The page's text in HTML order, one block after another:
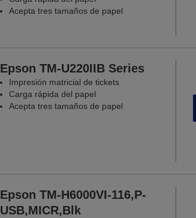
Acepta tres tamaños de papel
Epson TM-U220IIB Series
Impresión matricial de tickets
Carga rápida del papel
Acepta tres tamaños de papel
Epson TM-H6000VI-116,P-
USB,MICR,Blk